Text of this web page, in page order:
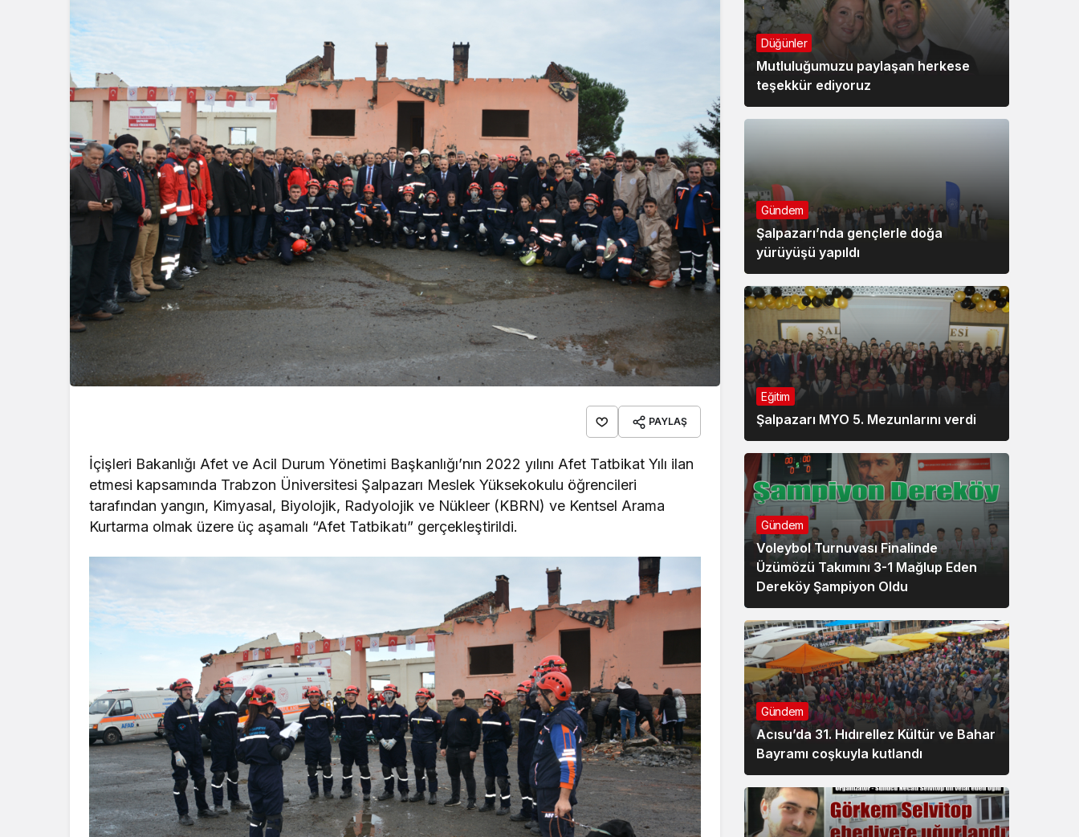
PAYLAŞ
İçişleri Bakanlığı Afet ve Acil Durum Yönetimi Başkanlığı’nın 2022 yılını Afet Tatbikat Yılı ilan
etmesi kapsamında Trabzon Üniversitesi Şalpazarı Meslek Yüksekokulu öğrencileri
tarafından yangın, Kimyasal, Biyolojik, Radyolojik ve Nükleer (KBRN) ve Kentsel Arama
Kurtarma olmak üzere üç aşamalı “Afet Tatbikatı” gerçekleştirildi.
Düğünler
Mutluluğumuzu paylaşan herkese
teşekkür ediyoruz
Gündem
Şalpazarı’nda gençlerle doğa
yürüyüşü yapıldı
Eğitim
Şalpazarı MYO 5. Mezunlarını verdi
Gündem
Voleybol Turnuvası Finalinde
Üzümözü Takımını 3-1 Mağlup Eden
Dereköy Şampiyon Oldu
Gündem
Acısu’da 31. Hıdırellez Kültür ve Bahar
Bayramı coşkuyla kutlandı